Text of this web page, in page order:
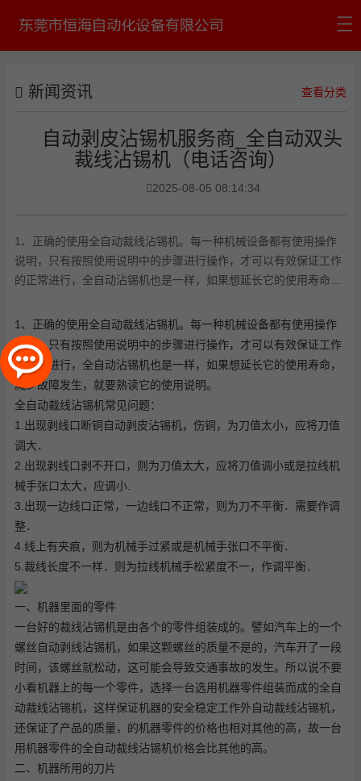
新闻资讯
公司认证
新闻资讯 查看分类
自动剥皮沾锡机服务商_全自动双头
裁线沾锡机（电话咨询）
2025-08-05 08:14:34
1、正确的使用全自动裁线沾锡机。每一种机械设备都有使用操作
说明，只有按照使用说明中的步骤进行操作，才可以有效保证工作
的正常进行，全自动沾锡机也是一样，如果想延长它的使用寿命，
1、正确的使用全自动裁线沾锡机。每一种机械设备都有使用操作
说明，只有按照使用说明中的步骤进行操作，才可以有效保证工作
的正常进行，全自动沾锡机也是一样，如果想延长它的使用寿命，
减少故障发生，就要熟读它的使用说明。
全自动裁线沾锡机常见问题：
1.出现剥线口断铜 自动剥皮沾锡机，伤铜，为刀值太小，应将刀值
调大．
2.出现剥线口剥不开口，则为刀值太大，应将刀值调小或是拉线机
械手张口太大，应调小.
3.出现一边线口正常，一边线口不正常，则为刀不平衡．需要作调
整．
4.线上有夹痕，则为机械手过紧或是机械手张口不平衡．
5.裁线长度不一样．则为拉线机械手松紧度不一，作调平衡．
一、机器里面的零件
一台好的裁线沾锡机是由各个的零件组装成的。譬如汽车上的一个
螺丝自动剥线沾锡机，如果这颗螺丝的质量不是的，汽车开了一段
时间，该螺丝就松动，这可能会导致交通事故的发生。所以说不要
小看机器上的每一个零件，选择一台选用机器零件组装而成的全自
动裁线沾锡机，这样保证机器的安全稳定工作外自动裁线沾锡机，
还保证了产品的质量，的机器零件的价格也相对其他的高，故一台
用机器零件的全自动裁线沾锡机价格会比其他的高。
二、机器所用的刀片